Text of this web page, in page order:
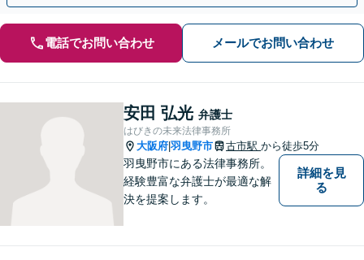
電話でお問い合わせ メールでお問い合わせ
安田 弘光 弁護士
はびきの未来法律事務所
大阪府 羽曳野市 古市駅 から徒歩5分
羽曳野市にある法律事務所。
経験豊富な弁護士が最適な解
決を提案します。
詳細を見
る